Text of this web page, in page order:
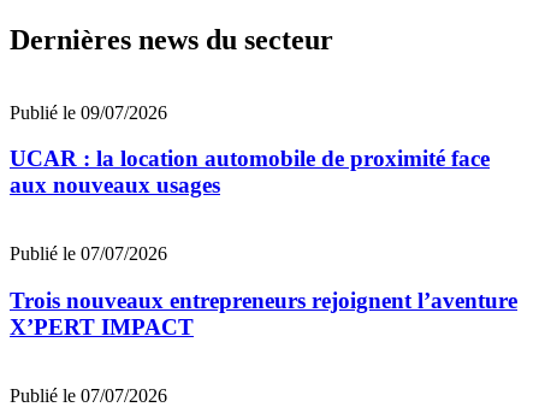
Dernières news du secteur
Publié le 09/07/2026
UCAR : la location automobile de proximité face
aux nouveaux usages
Publié le 07/07/2026
Trois nouveaux entrepreneurs rejoignent l’aventure
X’PERT IMPACT
Publié le 07/07/2026